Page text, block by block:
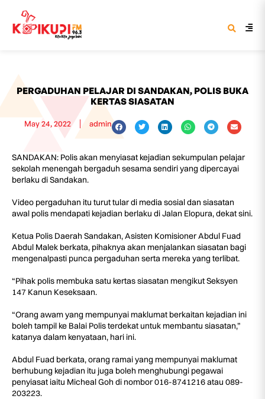
PERGADUHAN PELAJAR DI SANDAKAN, POLIS BUKA
KERTAS SIASATAN
May 24, 2022 admin
SANDAKAN: Polis akan menyiasat kejadian sekumpulan pelajar
sekolah menengah bergaduh sesama sendiri yang dipercayai
berlaku di Sandakan.
Video pergaduhan itu turut tular di media sosial dan siasatan
awal polis mendapati kejadian berlaku di Jalan Elopura, dekat sini.
Ketua Polis Daerah Sandakan, Asisten Komisioner Abdul Fuad
Abdul Malek berkata, pihaknya akan menjalankan siasatan bagi
mengenalpasti punca pergaduhan serta mereka yang terlibat.
“Pihak polis membuka satu kertas siasatan mengikut Seksyen
147 Kanun Keseksaan.
“Orang awam yang mempunyai maklumat berkaitan kejadian ini
boleh tampil ke Balai Polis terdekat untuk membantu siasatan,”
katanya dalam kenyataan, hari ini.
Abdul Fuad berkata, orang ramai yang mempunyai maklumat
berhubung kejadian itu juga boleh menghubungi pegawai
penyiasat iaitu Micheal Goh di nombor 016-8741216 atau 089-
203223.